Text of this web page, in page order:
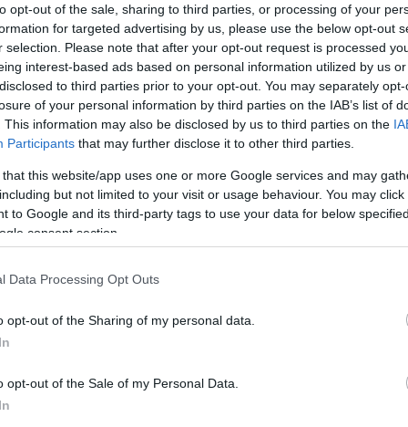
opt-out of the sale, sharing to third parties, or processing of your
for targeted advertising by us, please use the below opt-out
selection. Please note that after your opt-out request is processed
interest-based ads based on personal information utilized by us
to third parties prior to your opt-out. You may separately
of your personal information by third parties on the IAB’s list of
This information may also be disclosed by us to third parties on the
Participants that may further disclose it to other third parties.
that this website/app uses one or more Google services and may
but not limited to your visit or usage behaviour. You may
to Google and its third-party tags to use your data for below
consent section.
Data Processing Opt Outs
opt-out of the Sharing of my personal data.
opt-out of the Sale of my Personal Data.
rendezvényszervezés,
események, a
szervezése
31-én, a Magyar
Alapítvány
EGYÉB
Kiállítás és
konferencia a
múmiakutatás
eredményeiről
2022. május 16–20. között
múmiakutatásról a Magyar
Természettudományi
az örökkévalóságba – az
múmiák titkai című